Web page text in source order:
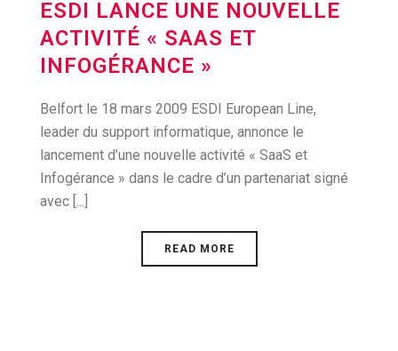
ESDI LANCE UNE NOUVELLE
ACTIVITÉ « SAAS ET
INFOGÉRANCE »
Belfort le 18 mars 2009 ESDI European Line,
leader du support informatique, annonce le
lancement d’une nouvelle activité « SaaS et
Infogérance » dans le cadre d’un partenariat signé
avec [...]
READ MORE